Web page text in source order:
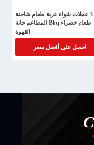
3 عجلات شواء عربة طعام شاحنة
طعام خضراء Bbq المطاعم حانة
القهوة
احصل على أفضل سعر